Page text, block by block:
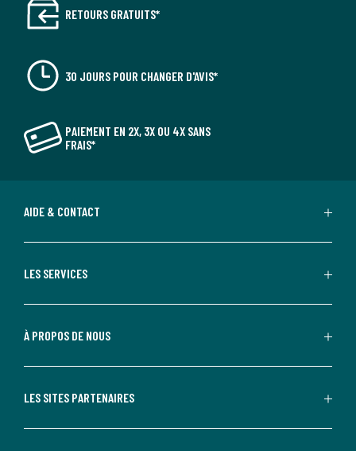
RETOURS GRATUITS*
30 JOURS POUR CHANGER D'AVIS*
PAIEMENT EN 2X, 3X OU 4X SANS
FRAIS*
AIDE & CONTACT
LES SERVICES
À PROPOS DE NOUS
LES SITES PARTENAIRES